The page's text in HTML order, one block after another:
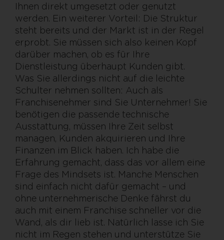
Ihnen direkt umgesetzt oder genutzt
werden. Ein weiterer Vorteil: Die Struktur
steht bereits und der Markt ist in der Regel
erprobt. Sie müssen sich also keinen Kopf
darüber machen, ob es für Ihre
Dienstleistung überhaupt Kunden gibt.
Was Sie allerdings nicht auf die leichte
Schulter nehmen sollten: Auch als
Franchisenehmer sind Sie Unternehmer! Sie
benötigen die passende technische
Ausstattung, müssen Ihre Zeit selbst
managen, Kunden akquirieren und Ihre
Finanzen im Blick haben. Ich habe die
Erfahrung gemacht, dass das vor allem eine
Frage des Mindsets ist. Manche Menschen
sind einfach nicht dafür gemacht – und
ohne unternehmerische Denke fährst du
auch mit einem Franchise schneller vor die
Wand, als dir lieb ist. Natürlich lasse ich Sie
nicht im Regen stehen und unterstütze Sie